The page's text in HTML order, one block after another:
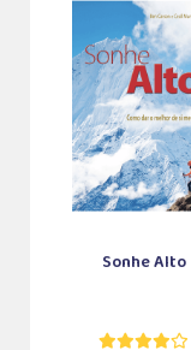
Sonhe Alto